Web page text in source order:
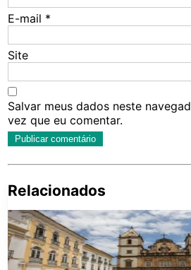
E-mail *
Site
Salvar meus dados neste
vez que eu comentar.
Relacionados